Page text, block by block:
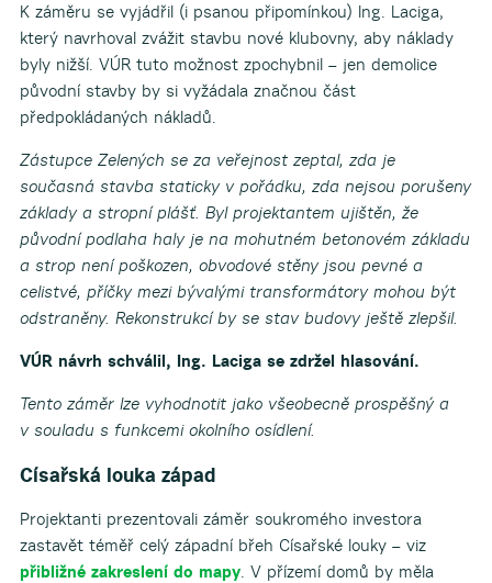
K záměru se vyjádřil (i psanou připomínkou) Ing. Laciga,
který navrhoval zvážit stavbu nové klubovny, aby náklady
byly nižší. VÚR tuto možnost zpochybnil – jen demolice
původní stavby by si vyžádala značnou část
předpokládaných nákladů.
Zástupce Zelených se za veřejnost zeptal, zda je
současná stavba staticky v pořádku, zda nejsou porušeny
základy a stropní plášť. Byl projektantem ujištěn, že
původní podlaha haly je na mohutném betonovém základu
a strop není poškozen, obvodové stěny jsou pevné a
celistvé, příčky mezi bývalými transformátory mohou být
odstraněny. Rekonstrukcí by se stav budovy ještě zlepšil.
VÚR návrh schválil, Ing. Laciga se zdržel hlasování.
Tento záměr lze vyhodnotit jako všeobecně prospěšný a
v souladu s funkcemi okolního osídlení.
Císařská louka západ
Projektanti prezentovali záměr soukromého investora
zastavět téměř celý západní břeh Císařské louky – viz
přibližné zakreslení do mapy. V přízemí domů by měla